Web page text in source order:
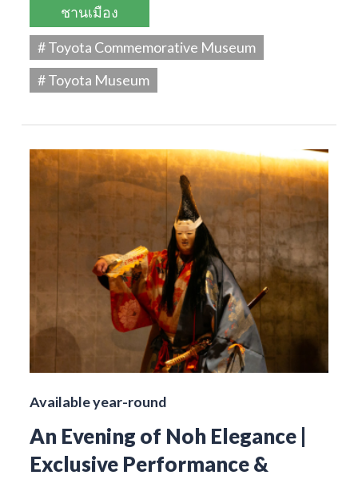
ชานเมือง
# Toyota Commemorative Museum
# Toyota Museum
Available year-round
An Evening of Noh Elegance |
Exclusive Performance &